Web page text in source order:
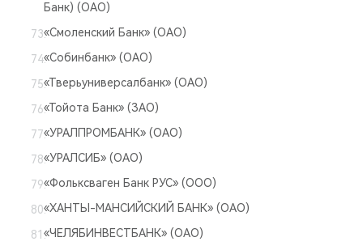
Банк) (ОАО)
«Смоленский Банк» (ОАО)
«Собинбанк» (ОАО)
«Тверьуниверсалбанк» (ОАО)
«Тойота Банк» (ЗАО)
«УРАЛПРОМБАНК» (ОАО)
«УРАЛСИБ» (ОАО)
«Фольксваген Банк РУС» (ООО)
«ХАНТЫ-МАНСИЙСКИЙ БАНК» (ОАО)
«ЧЕЛЯБИНВЕСТБАНК» (ОАО)